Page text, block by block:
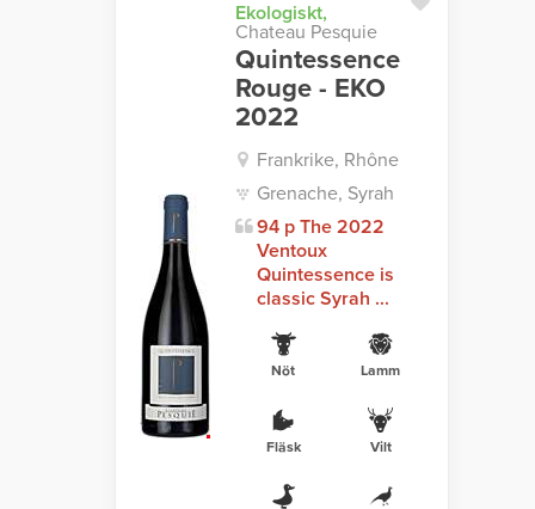
Ekologiskt,
Chateau Pesquie
Quintessence
Rouge - EKO
2022
Frankrike, Rhône
Grenache, Syrah
94 p The 2022
Ventoux
Quintessence is
classic Syrah ...
Nöt Lamm
Fläsk Vilt